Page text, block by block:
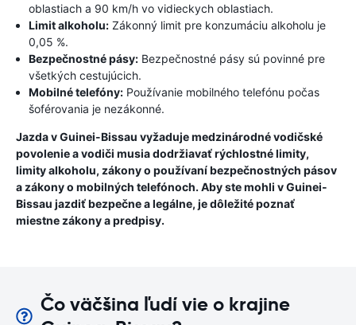
oblastiach a 90 km/h vo vidieckych oblastiach.
Limit alkoholu: Zákonný limit pre konzumáciu alkoholu je
0,05 %.
Bezpečnostné pásy: Bezpečnostné pásy sú povinné pre
všetkých cestujúcich.
Mobilné telefóny: Používanie mobilného telefónu počas
šoférovania je nezákonné.
Jazda v Guinei-Bissau vyžaduje medzinárodné vodičské
povolenie a vodiči musia dodržiavať rýchlostné limity,
limity alkoholu, zákony o používaní bezpečnostných pásov
a zákony o mobilných telefónoch. Aby ste mohli v Guinei-
Bissau jazdiť bezpečne a legálne, je dôležité poznať
miestne zákony a predpisy.
Čo väčšina ľudí vie o krajine